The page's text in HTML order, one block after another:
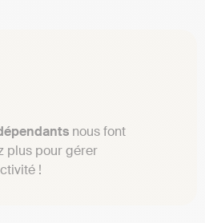
nous font
plus pour gérer
!